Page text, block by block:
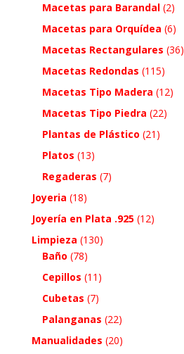
Macetas para Barandal (2)
Macetas para Orquídea (6)
Macetas Rectangulares (36)
Macetas Redondas (115)
Macetas Tipo Madera (12)
Macetas Tipo Piedra (22)
Plantas de Plástico (21)
Platos (13)
Regaderas (7)
Joyeria (18)
Joyería en Plata .925 (12)
Limpieza (130)
Baño (78)
Cepillos (11)
Cubetas (7)
Palanganas (22)
Manualidades (20)